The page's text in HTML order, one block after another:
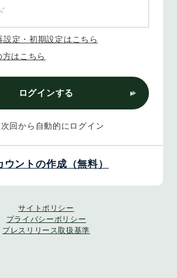
設定・初期設定はこちら
はこちら
ログインする
次回から自動的にログイン
ウントの作成（無料）
サイトポリシー
プライバシーポリシー
プレスリリース取扱基準